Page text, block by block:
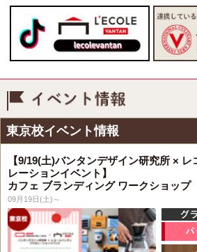
東京校イベント情報
【9/19(土)バンタンデザイン研究所 ×
レーションイベント】
カフェ ブランディング ワークショップ
09月19日(土)～